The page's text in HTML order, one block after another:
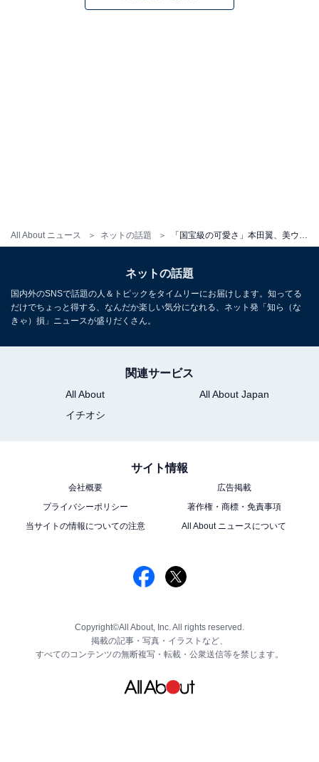
All About ニュース ネットの話題
ネットの話題
国内外のSNSで話題の人＆トピックをタイムリーにお届けします。知ってる
だけでちょっと得する、なんだか楽しい気分になれる、ネット発「知ら（な
きゃ）損」ニュースが盛りだくさん。
関連サービス
All About
All About Japan
イチオシ
サイト情報
会社概要
広告掲載
プライバシーポリシー
著作権・商標・免責事項
当サイトの情報についての注意
All About ニュースについて
Copyright©All About, Inc. All rights reserved.
掲載の記事・写真・イラストなど、
すべてのコンテンツの無断複写・転載・公衆送信等を禁じます。